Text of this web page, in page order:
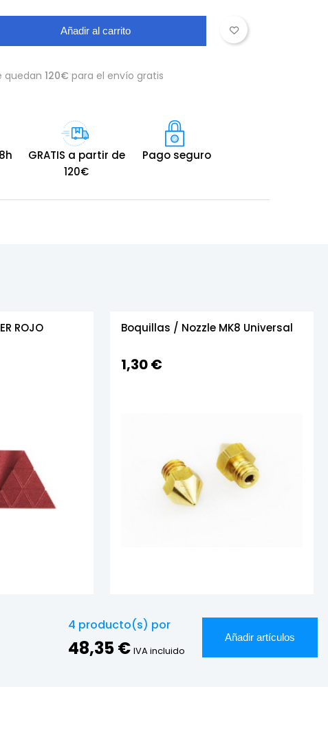
Añadir al carrito
quedan 120€ para el envío gratis
GRATIS a partir de
120€
Pago seguro
ROJO Boquillas / Nozzle MK8 Universal
1,30 €
4 producto(s) por
48,35 € IVA incluido
Añadir artículos